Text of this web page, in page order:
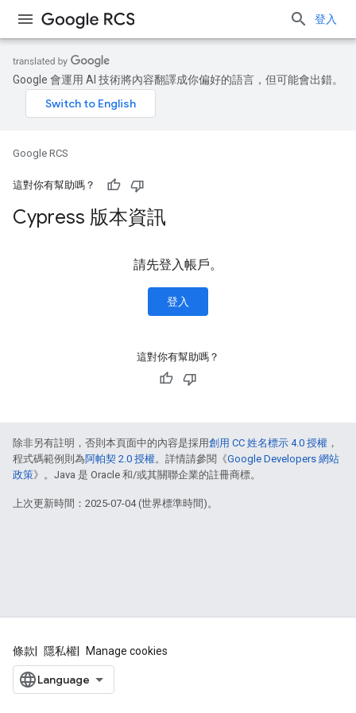
登入
Google 會運用 AI 技術將內容翻譯成你偏好的語言，但可能會出錯。
Google RCS
這對你有幫助嗎？
Cypress 版本資訊
請先登入帳戶。
登入
這對你有幫助嗎？
除非另有註明，否則本頁面中的內容是採用創用 CC 姓名標示 4.0 授權 ，
程式碼範例則為阿帕契 2.0 授權。詳情請參閱《Google Developers 網站
政策》。Java 是 Oracle 和/或其關聯企業的註冊商標。
上次更新時間：2025-07-04 (世界標準時間)。
條款 隱私權 Manage cookies